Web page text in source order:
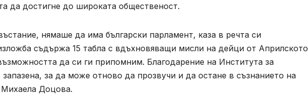
да достигне до широката общественост.
нямаше да има български парламент, каза в речта си
съдържа 15 табла с вдъхновяващи мисли на дейци от Априлското
да си ги припомним. Благодарение на Института за
запазена, за да може отново да прозвучи и да остане в съзнанието на
Доцова.